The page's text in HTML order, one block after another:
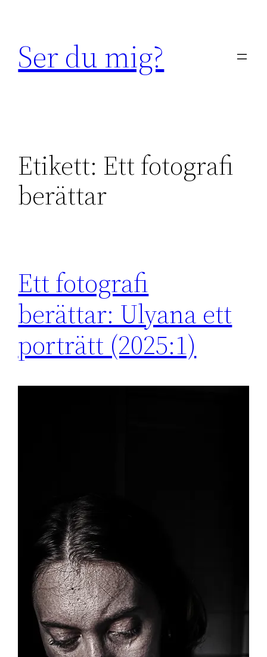
innehåll
Ser du mig?
Etikett: Ett fotografi
berättar
Ett fotografi
berättar: Ulyana ett
porträtt (2025:1)